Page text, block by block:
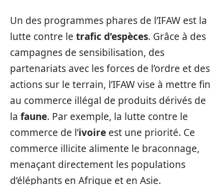
Un des programmes phares de l’IFAW est la
lutte contre le trafic d’espèces. Grâce à des
campagnes de sensibilisation, des
partenariats avec les forces de l’ordre et des
actions sur le terrain, l’IFAW vise à mettre fin
au commerce illégal de produits dérivés de
la faune. Par exemple, la lutte contre le
commerce de l’ivoire est une priorité. Ce
commerce illicite alimente le braconnage,
menaçant directement les populations
d’éléphants en Afrique et en Asie.